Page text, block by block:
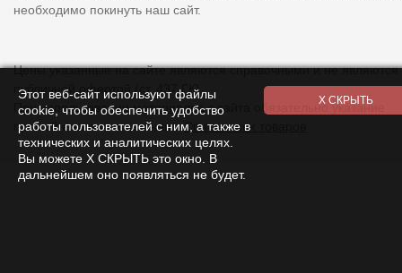
необходимо покинуть наш сайт.
Цены указанные на сайте являются справочными и не являются
публичной офертой (ст. 437 ГК).
При использованииматериаловс сайта обязательно указание
прямой ссылки на источник.Список всех товаров
Этот веб-сайт используют файлы
cookie, чтобы обеспечить удобство
работы пользователей с ним, а также в
технических и аналитических целях.
Вы можете Х СКРЫТЬ это окно. В
дальнейшем оно появляться не будет.